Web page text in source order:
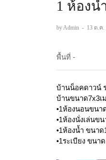
1 ห้องน้
by Admin - 13 ต.ค.
พื้นที่ -
บ้านน็อคดาวน์
บ้านขนาด7x3เ
•1ห้องนอนขนา
•1ห้องนั่งเล่นข
•1ห้องน้ำ ขนาด
•1ระเบียง ขนา